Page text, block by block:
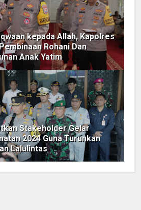
kepada Allah, Kapolres
Rohani Dan
Anak Yatim
Stakeholder Gelar
2024 Guna Turunkan
Lalulintas